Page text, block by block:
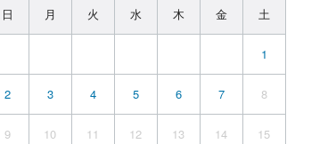
日 月 火 水 木 金 土
1
2 3 4 5 6 7 8
9 10 11 12 13 14 15